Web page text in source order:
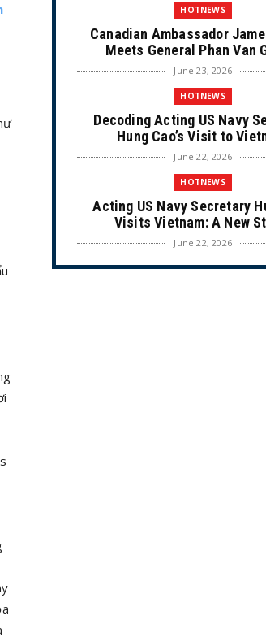
HOTNEWS
Canadian Ambassador
Meets General Phan Van
June 23, 2026
HOTNEWS
Decoding Acting US Navy
Hung Cao’s Visit to
June 22, 2026
HOTNEWS
Acting US Navy Secretary
Visits Vietnam: A New
June 22, 2026
CULTURE